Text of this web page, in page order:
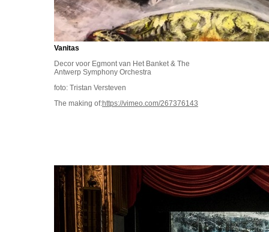
Vanitas
Decor voor Egmont van Het Banket & The
Antwerp Symphony Orchestra
foto: Tristan Versteven
The making of:https://vimeo.com/267376143